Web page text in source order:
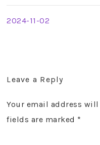
2024-11-02
Leave a Reply
Your email address
fields are marked *